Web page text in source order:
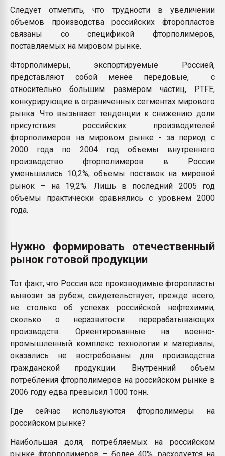
Следует отметить, что трудности в увеличении
объемов производства российских фторопластов
связаны со спецификой фторполимеров,
поставляемых на мировом рынке.
Фторполимеры, экспортируемые Россией,
представляют собой менее передовые, с
относительно большим размером частиц, PTFE,
конкурирующие в ограниченных сегментах мирового
рынка. Что вызывает тенденции к снижению доли
присутствия российских производителей
фторполимеров на мировом рынке - за период с
2000 года по 2004 год объемы внутреннего
производство фторполимеров в России
уменьшились 10,2%, объемы поставок на мировой
рынок – на 19,2%. Лишь в последний 2005 год
объемы практически сравнялись с уровнем 2000
года.
Нужно формировать отечественный
рынок готовой продукции
Тот факт, что Россия все производимые фторопласты
вывозит за рубеж, свидетельствует, прежде всего,
не столько об успехах российской нефтехимии,
сколько о неразвитости перерабатывающих
производств. Ориентированные на военно-
промышленный комплекс технологии и материалы,
оказались не востребованы для производства
гражданской продукции. Внутренний объем
потребления фторполимеров на российском рынке в
2006 году едва превысил 1000 тонн.
Где сейчас используются фторполимеры на
российском рынке?
Наибольшая доля, потребляемых на российском